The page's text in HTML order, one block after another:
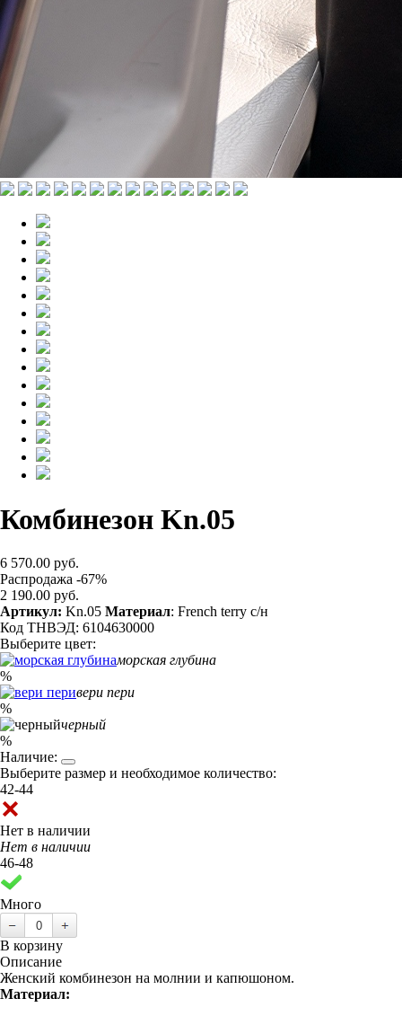
Комбинезон Kn.05
6 570.00 руб.
Распродажа -67%
2 190.00 руб.
Артикул: Kn.05 Материал: French terry с/н
Код ТНВЭД: 6104630000
Выберите цвет:
морская глубина
%
вери пери
%
черный
%
Наличие:
Выберите размер и необходимое количество:
42-44
Нет в наличии
Нет в наличии
46-48
Много
В корзину
Описание
Женский комбинезон на молнии и капюшоном.
Материал: